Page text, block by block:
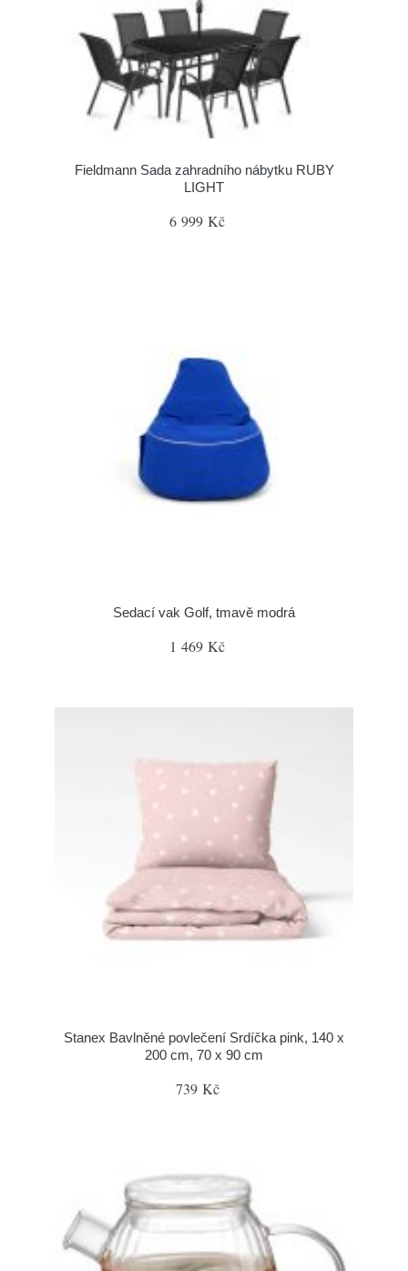
Fieldmann Sada zahradního nábytku RUBY
LIGHT
6 999 Kč
Sedací vak Golf, tmavě modrá
1 469 Kč
Stanex Bavlněné povlečení Srdíčka pink, 140 x
200 cm, 70 x 90 cm
739 Kč